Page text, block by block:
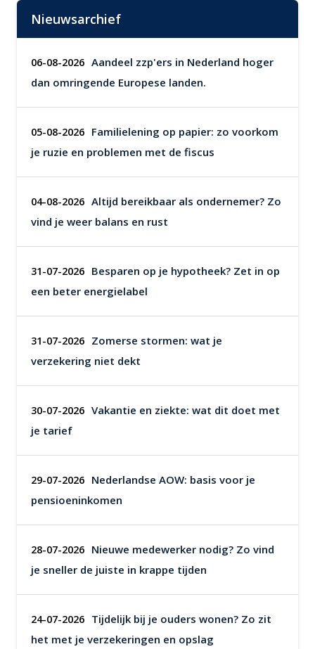
Nieuwsarchief
06-08-2026 Aandeel zzp'ers in Nederland hoger
dan omringende Europese landen.
05-08-2026 Familielening op papier: zo voorkom
je ruzie en problemen met de fiscus
04-08-2026 Altijd bereikbaar als ondernemer? Zo
vind je weer balans en rust
31-07-2026 Besparen op je hypotheek? Zet in op
een beter energielabel
31-07-2026 Zomerse stormen: wat je
verzekering niet dekt
30-07-2026 Vakantie en ziekte: wat dit doet met
je tarief
29-07-2026 Nederlandse AOW: basis voor je
pensioeninkomen
28-07-2026 Nieuwe medewerker nodig? Zo vind
je sneller de juiste in krappe tijden
24-07-2026 Tijdelijk bij je ouders wonen? Zo zit
het met je verzekeringen en opslag